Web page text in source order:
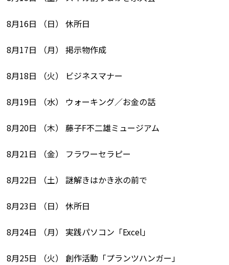
8月16日 （日） 休所日
8月17日 （月） 掲示物作成
8月18日 （火） ビジネスマナー
8月19日 （水） ウォーキング／お金の話
8月20日 （木） 藤子F不二雄ミュージアム
8月21日 （金） フラワーセラピー
8月22日 （土） 謎解きはかき氷の前で
8月23日 （日） 休所日
8月24日 （月） 実践パソコン「Excel」
8月25日 （火） 創作活動「プランツハンガー」